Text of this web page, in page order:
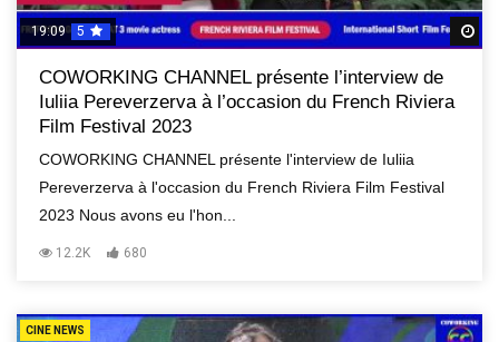
19:09 5
COWORKING CHANNEL présente l’interview de
Iuliia Pereverzerva à l’occasion du French Riviera
Film Festival 2023
COWORKING CHANNEL présente l'interview de Iuliia
Pereverzerva à l'occasion du French Riviera Film Festival
2023 Nous avons eu l'hon...
12.2K 680
CINE NEWS